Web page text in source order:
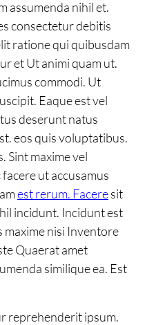
assumenda nihil et.
consectetur debitis
ratione qui quibusdam
et Ut animi quam ut.
commodi. Ut
Eaque est vel
deserunt natus
eos quis voluptatibus.
Sint maxime vel
ut accusamus
est rerum. Faceresit
incidunt. Incidunt est
nisi Inventore
Quaerat amet
similique ea. Est
reprehenderit ipsum.